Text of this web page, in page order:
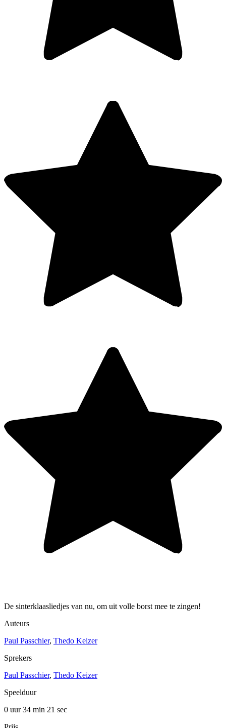
De sinterklaasliedjes van nu, om uit volle borst mee te zingen!
Auteurs
Paul Passchier, Thedo Keizer
Sprekers
Paul Passchier, Thedo Keizer
Speelduur
0 uur 34 min 21 sec